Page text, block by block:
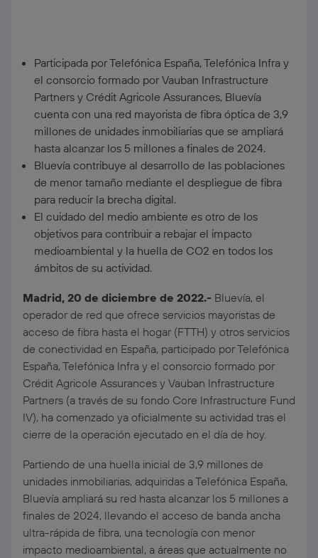
Participada por Telefónica España, Telefónica Infra y
el consorcio formado por Vauban Infrastructure
Partners y Crédit Agricole Assurances, Bluevía
cuenta con una red mayorista de fibra óptica de 3,9
millones de unidades inmobiliarias que se ampliará
hasta alcanzar los 5 millones a finales de 2024.
Bluevía contribuye al desarrollo de las poblaciones
de menor tamaño mediante el despliegue de fibra
para reducir la brecha digital.
El cuidado del medio ambiente es otro de los
objetivos para contribuir a rebajar el impacto
medioambiental y la huella de CO2 en todos los
ámbitos de su actividad.
Madrid, 20 de diciembre de 2022.- Bluevía, el
operador de red que ofrece servicios mayoristas de
acceso de fibra hasta el hogar (FTTH) y otros servicios
de conectividad en España, participado por Telefónica
España, Telefónica Infra y el consorcio formado por
Crédit Agricole Assurances y Vauban Infrastructure
Partners (a través de su fondo Core Infrastructure Fund
IV), ha comenzado ya oficialmente su actividad tras el
cierre de la operación ejecutado en el día de hoy.
Partiendo de una huella inicial de 3,9 millones de
unidades inmobiliarias, adquiridas a Telefónica España,
Bluevía ampliará su red hasta alcanzar los 5 millones a
finales de 2024, llevando el acceso de banda ancha
ultra-rápida de fibra, una tecnología con menor
impacto medioambiental, a áreas que actualmente no